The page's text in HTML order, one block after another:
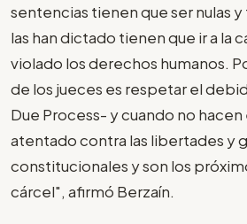
sentencias tienen que ser nulas
las han dictado tienen que ir a la
violado los derechos humanos.
de los jueces es respetar el
Due Process- y cuando no hacen
atentado contra las libertades y
constitucionales y son los
cárcel", afirmó Berzaín.